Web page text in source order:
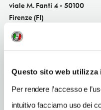
Questo sito web utilizza
Per rendere l’accesso e
intuitivo facciamo uso dei
viale M. Fanti 4 - 50100
Firenze (FI)
Toscana IT
biglietteria@acffiorentina.it